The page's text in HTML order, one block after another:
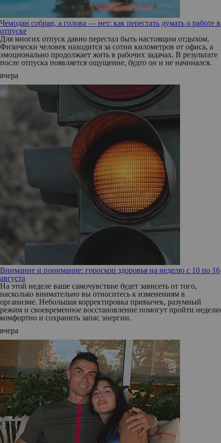
Чемодан собран, а голова — нет: как перестать думать о работе в
отпуске
Для многих отпуск давно перестал быть настоящим отдыхом.
Физически человек находится за сотни километров от офиса, а
эмоционально продолжает жить в рабочих задачах. В результате
после отпуска появляется ощущение, будто он и не начинался.
вчера
Внимание и понимание: гороскоп здоровья на неделю с 10 по 16
августа
На этой неделе ваше самочувствие будет зависеть от того,
насколько внимательно вы относитесь к изменениям в
организме. Небольшая корректировка привычек, разумный
режим и своевременное восстановление помогут пройти неделю
комфортно и сохранить запас энергии.
вчера